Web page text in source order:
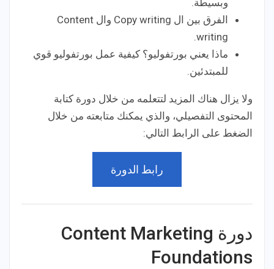
وبسيطة.
الفرق بين ال Copy writing وال Content
writing.
ماذا يعني بورتفوليو؟ كيفية عمل بورتفوليو قوي
للمبتدئين.
ولا يزال هناك المزيد لتتعلمه من خلال دورة كتابة
المحتوى التفصيلي، والذي يمكنك متابعته من خلال
الضغط على الرابط التالي:
رابط الدورة
دورة Content Marketing
Foundations